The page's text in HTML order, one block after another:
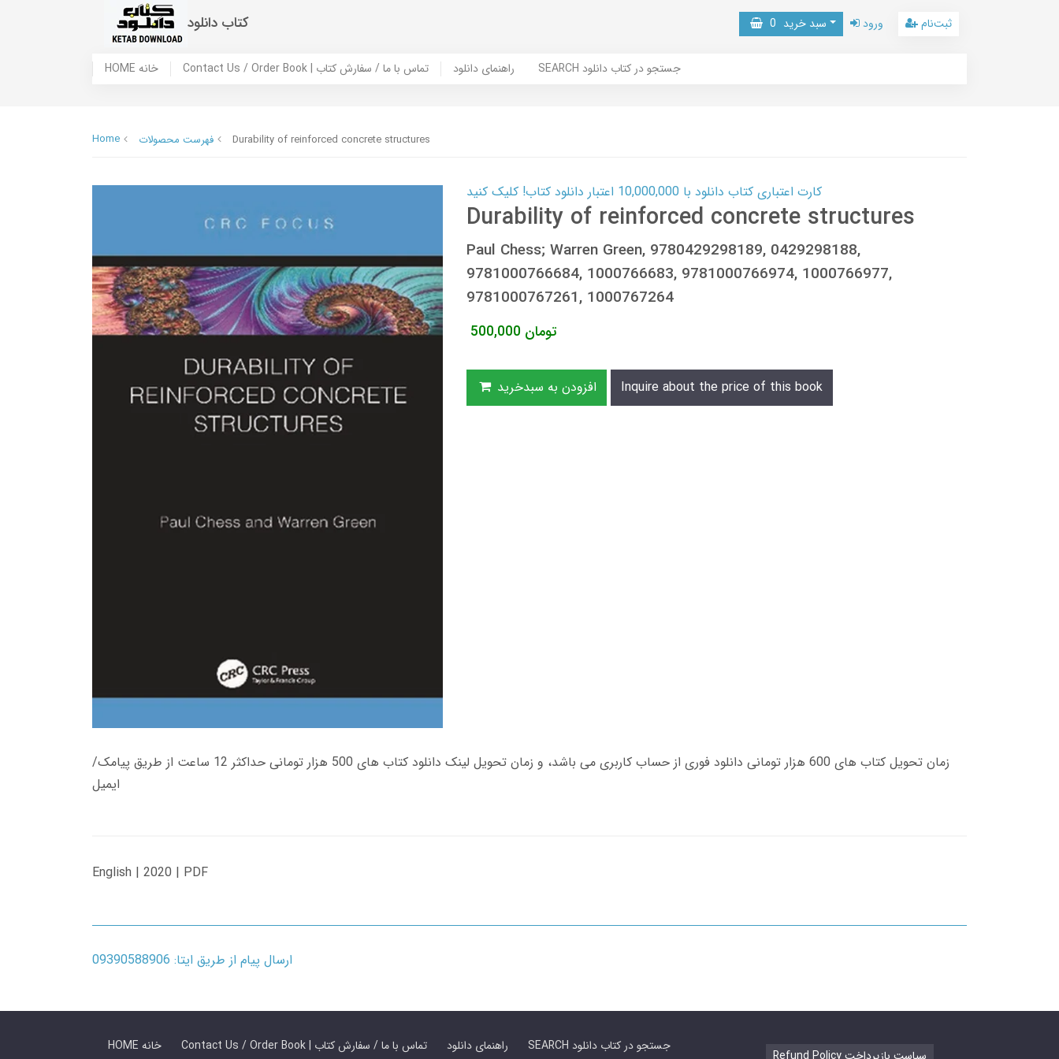
کتاب دانلود سبد خرید 0 ورود ثبت‌نام
HOME خانه Contact Us / Order Book | تماس با ما / سفارش کتاب راهنمای دانلود SEARCH جستجو در کتاب دانلود
Home فهرست محصولات Durability of reinforced concrete structures
کارت اعتباری کتاب دانلود با 10,000,000 اعتبار دانلود کتاب! کلیک کنید
Durability of reinforced concrete structures
Paul Chess; Warren Green, 9780429298189, 0429298188,
9781000766684, 1000766683, 9781000766974, 1000766977,
9781000767261, 1000767264
500,000 تومان
افزودن به سبدخرید Inquire about the price of this book
زمان تحویل کتاب های 600 هزار تومانی دانلود فوری از حساب کاربری می باشد، و زمان تحویل لینک دانلود کتاب های 500 هزار تومانی حداکثر 12 ساعت از طریق پیامک/
ایمیل
English | 2020 | PDF
ارسال پیام از طریق ایتا: 09390588906
HOME خانه Contact Us / Order Book | تماس با ما / سفارش کتاب راهنمای دانلود SEARCH جستجو در کتاب دانلود